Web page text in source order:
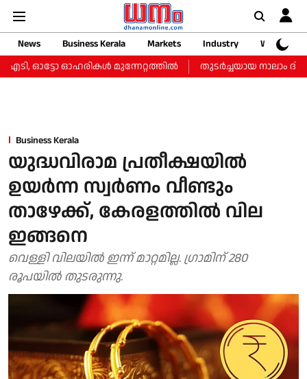
News Business Kerala Markets Industry
Web
ഓട്ടോ ഓഹരികള്‍ മുന്നേറ്റത്തില്‍
തുടർച്ചയായ നാലാം
Business Kerala
യുദ്ധവിരാമ പ്രതീക്ഷയില്‍
ഉയര്‍ന്ന സ്വര്‍ണം വീണ്ടും
താഴേക്ക്, കേരളത്തില്‍ വില
ഇങ്ങനെ
വെള്ളി വിലയില്‍ ഇന്ന് മാറ്റമില്ല. ഗ്രാമിന് 280
രൂപയില്‍ തുടരുന്നു.